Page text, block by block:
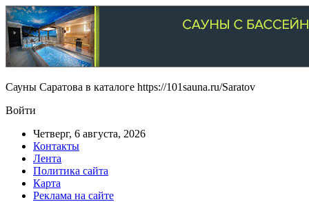
Сауны Саратова в каталоге https://101sauna.ru/Saratov
Войти
Четверг, 6 августа, 2026
Контакты
Лента
Политика сайта
Карта
Реклама на сайте